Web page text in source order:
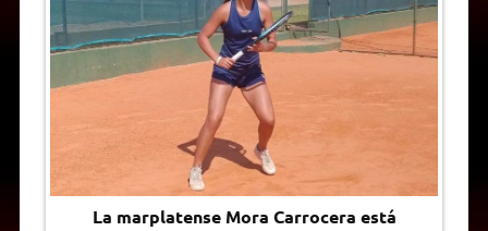
p
p
a
m
r
o
k
g
e
r
i
n
k
F
r
i
e
n
d
l
y
La marplatense Mora Carrocera está